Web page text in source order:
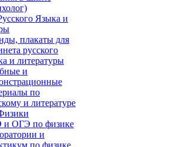
Языка и
плакаты для
русского
и литературы
и
по
и литературе
и ОГЭ по физике
и
по физике